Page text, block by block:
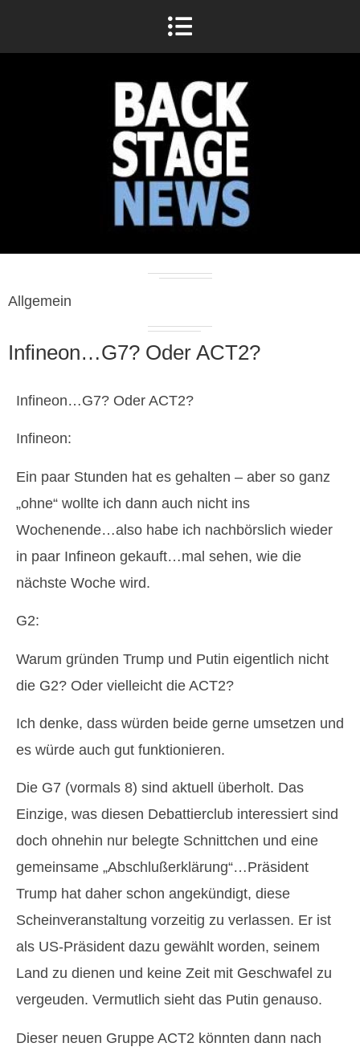
Allgemein
Infineon…G7? Oder ACT2?
Infineon…G7? Oder ACT2?
Infineon:
Ein paar Stunden hat es gehalten – aber so ganz
„ohne“ wollte ich dann auch nicht ins
Wochenende…also habe ich nachbörslich wieder
in paar Infineon gekauft…mal sehen, wie die
nächste Woche wird.
G2:
Warum gründen Trump und Putin eigentlich nicht
die G2? Oder vielleicht die ACT2?
Ich denke, dass würden beide gerne umsetzen und
es würde auch gut funktionieren.
Die G7 (vormals 8) sind aktuell überholt. Das
Einzige, was diesen Debattierclub interessiert sind
doch ohnehin nur belegte Schnittchen und eine
gemeinsame „Abschlußerklärung“…Präsident
Trump hat daher schon angekündigt, diese
Scheinveranstaltung vorzeitig zu verlassen. Er ist
als US-Präsident dazu gewählt worden, seinem
Land zu dienen und keine Zeit mit Geschwafel zu
vergeuden. Vermutlich sieht das Putin genauso.
Dieser neuen Gruppe ACT2 könnten dann nach